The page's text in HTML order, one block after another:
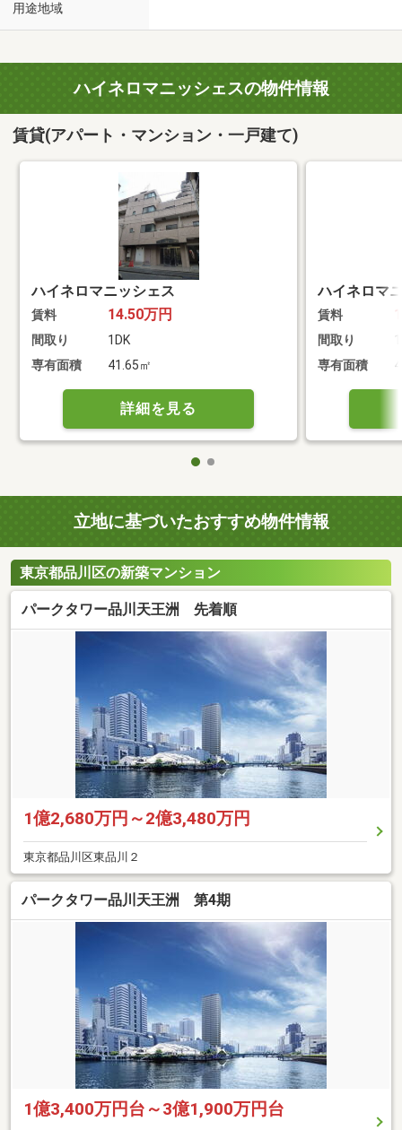
用途地域
ハイネロマニッシェスの物件情報
賃貸(アパート・マンション・一戸建て)
ハイネロマニッシェス
賃料 14.50万円
間取り
1DK
専有面積
41.65㎡
詳細を見る
ハイネロマ
賃料
間取り
専有面積
立地に基づいたおすすめ物件情報
東京都品川区の新築マンション
パークタワー品川天王洲 先着順
1億2,680万円～2億3,480万円
東京都品川区東品川２
パークタワー品川天王洲 第4期
1億3,400万円台～3億1,900万円台